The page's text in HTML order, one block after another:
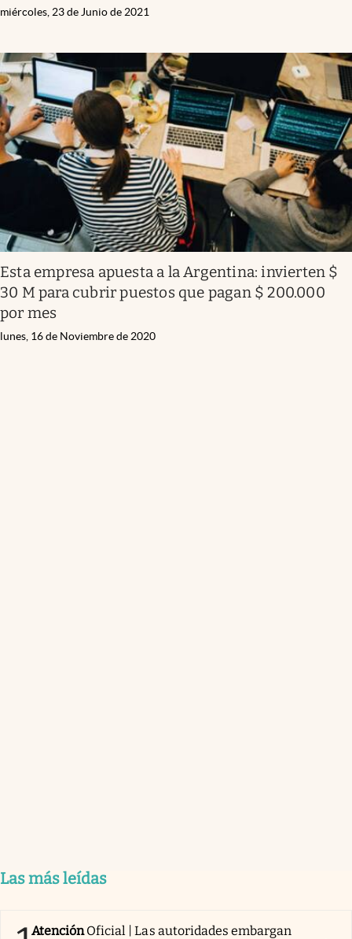
miércoles, 23 de Junio de 2021
Esta empresa apuesta a la Argentina: invierten $
30 M para cubrir puestos que pagan $ 200.000
por mes
lunes, 16 de Noviembre de 2020
Las más leídas
AtenciónOficial | Las autoridades embargan